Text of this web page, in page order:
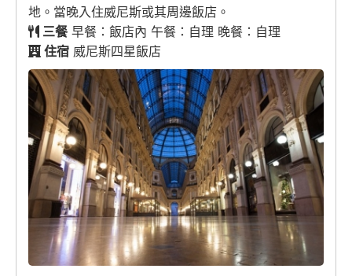
地。當晚入住威尼斯或其周邊飯店。
三餐早餐：飯店內 午餐：自理 晚餐：自理
住宿 威尼斯四星飯店